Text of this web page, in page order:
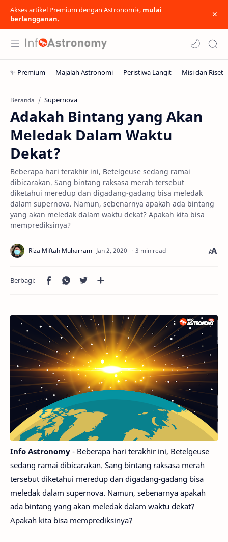
Akses artikel Premium dengan Astronomi+, mulai
berlangganan.
Beranda Supernova
Adakah Bintang yang Akan
Meledak Dalam Waktu
Dekat?
Beberapa hari terakhir ini, Betelgeuse sedang ramai
dibicarakan. Sang bintang raksasa merah tersebut
diketahui meredup dan digadang-gadang bisa meledak
dalam supernova. Namun, sebenarnya apakah ada bintang
yang akan meledak dalam waktu dekat? Apakah kita bisa
memprediksinya?
3 min read
Info Astronomy - Beberapa hari terakhir ini, Betelgeuse
sedang ramai dibicarakan. Sang bintang raksasa merah
tersebut diketahui meredup dan digadang-gadang bisa
meledak dalam supernova. Namun, sebenarnya apakah
ada bintang yang akan meledak dalam waktu dekat?
Apakah kita bisa memprediksinya?